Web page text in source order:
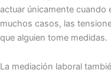
actuar únicamente cuando
muchos casos, las
que alguien tome medidas.
La mediación laboral